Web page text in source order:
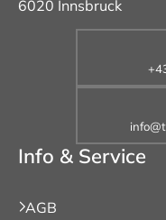
6020 Innsbruck
Info & Service
AGB